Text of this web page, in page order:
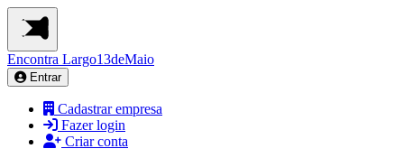
Encontra Largo13deMaio
Entrar
Cadastrar empresa
Fazer login
Criar conta